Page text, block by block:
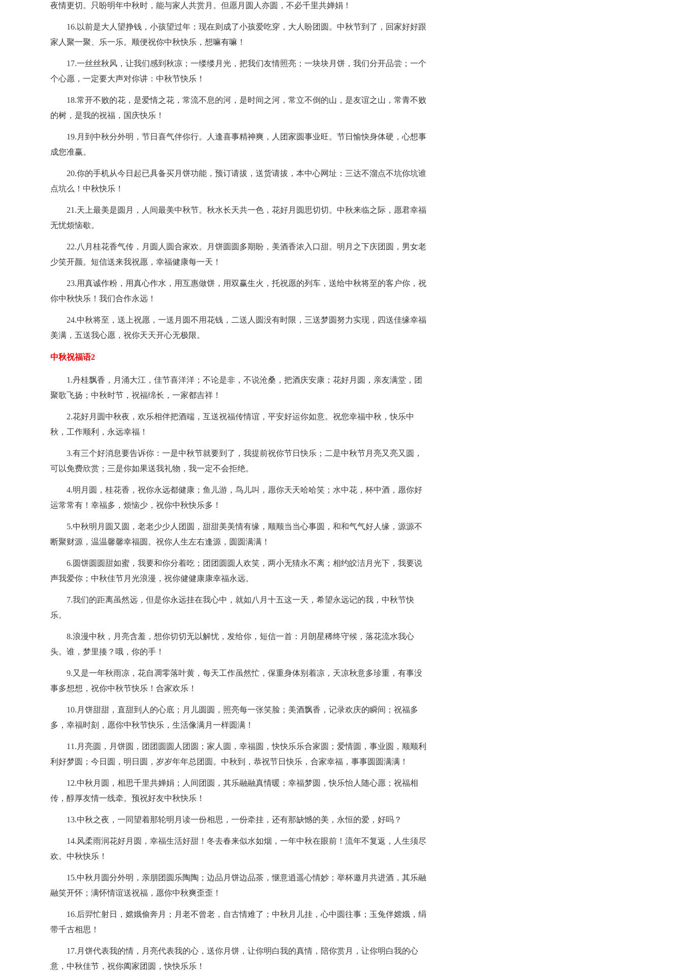
夜情更切。只盼明年中秋时，能与家人共赏月。但愿月圆人亦圆，不必千里共婵娟！
16.以前是大人望挣钱，小孩望过年；现在则成了小孩爱吃穿，大人盼团圆。中秋节到了，回家好好跟
家人聚一聚、乐一乐。顺便祝你中秋快乐，想嘛有嘛！
17.一丝丝秋风，让我们感到秋凉；一缕缕月光，把我们友情照亮；一块块月饼，我们分开品尝；一个
个心愿，一定要大声对你讲：中秋节快乐！
18.常开不败的花，是爱情之花，常流不息的河，是时间之河，常立不倒的山，是友谊之山，常青不败
的树，是我的祝福，国庆快乐！
19.月到中秋分外明，节日喜气伴你行。人逢喜事精神爽，人团家圆事业旺。节日愉快身体硬，心想事
成您准赢。
20.你的手机从今日起已具备买月饼功能，预订请拔，送货请拔，本中心网址：三达不溜点不坑你坑谁
点坑么！中秋快乐！
21.天上最美是圆月，人间最美中秋节。秋水长天共一色，花好月圆思切切。中秋来临之际，愿君幸福
无忧烦恼歇。
22.八月桂花香气传，月圆人圆合家欢。月饼圆圆多期盼，美酒香浓入口甜。明月之下庆团圆，男女老
少笑开颜。短信送来我祝愿，幸福健康每一天！
23.用真诚作粉，用真心作水，用互惠做饼，用双赢生火，托祝愿的列车，送给中秋将至的客户你，祝
你中秋快乐！我们合作永远！
24.中秋将至，送上祝愿，一送月圆不用花钱，二送人圆没有时限，三送梦圆努力实现，四送佳缘幸福
美满，五送我心愿，祝你天天开心无极限。
中秋祝福语2
1.丹桂飘香，月涌大江，佳节喜洋洋；不论是非，不说沧桑，把酒庆安康；花好月圆，亲友满堂，团
聚歌飞扬；中秋时节，祝福绵长，一家都吉祥！
2.花好月圆中秋夜，欢乐相伴把酒端，互送祝福传情谊，平安好运你如意。祝您幸福中秋，快乐中
秋，工作顺利，永远幸福！
3.有三个好消息要告诉你：一是中秋节就要到了，我提前祝你节日快乐；二是中秋节月亮又亮又圆，
可以免费欣赏；三是你如果送我礼物，我一定不会拒绝。
4.明月圆，桂花香，祝你永远都健康；鱼儿游，鸟儿叫，愿你天天哈哈笑；水中花，杯中酒，愿你好
运常常有！幸福多，烦恼少，祝你中秋快乐多！
5.中秋明月圆又圆，老老少少人团圆，甜甜美美情有缘，顺顺当当心事圆，和和气气好人缘，源源不
断聚财源，温温馨馨幸福圆。祝你人生左右逢源，圆圆满满！
6.圆饼圆圆甜如蜜，我要和你分着吃；团团圆圆人欢笑，两小无猜永不离；相约皎洁月光下，我要说
声我爱你；中秋佳节月光浪漫，祝你健健康康幸福永远。
7.我们的距离虽然远，但是你永远挂在我心中，就如八月十五这一天，希望永远记的我，中秋节快
乐。
8.浪漫中秋，月亮含羞，想你切切无以解忧，发给你，短信一首：月朗星稀终守候，落花流水我心
头。谁，梦里揍？哦，你的手！
9.又是一年秋雨凉，花自凋零落叶黄，每天工作虽然忙，保重身体别着凉，天凉秋意多珍重，有事没
事多想想，祝你中秋节快乐！合家欢乐！
10.月饼甜甜，直甜到人的心底；月儿圆圆，照亮每一张笑脸；美酒飘香，记录欢庆的瞬间；祝福多
多，幸福时刻，愿你中秋节快乐，生活像满月一样圆满！
11.月亮圆，月饼圆，团团圆圆人团圆；家人圆，幸福圆，快快乐乐合家圆；爱情圆，事业圆，顺顺利
利好梦圆；今日圆，明日圆，岁岁年年总团圆。中秋到，恭祝节日快乐，合家幸福，事事圆圆满满！
12.中秋月圆，相思千里共婵娟；人间团圆，其乐融融真情暖；幸福梦圆，快乐怡人随心愿；祝福相
传，醇厚友情一线牵。预祝好友中秋快乐！
13.中秋之夜，一同望着那轮明月读一份相思，一份牵挂，还有那缺憾的美，永恒的爱，好吗？
14.风柔雨润花好月圆，幸福生活好甜！冬去春来似水如烟，一年中秋在眼前！流年不复返，人生须尽
欢。中秋快乐！
15.中秋月圆分外明，亲朋团圆乐陶陶；边品月饼边品茶，惬意逍遥心情妙；举杯邀月共进酒，其乐融
融笑开怀；满怀情谊送祝福，愿你中秋爽歪歪！
16.后羿忙射日，嫦娥偷奔月；月老不曾老，自古情难了；中秋月儿挂，心中圆往事；玉兔伴嫦娥，绢
带千古相思！
17.月饼代表我的情，月亮代表我的心，送你月饼，让你明白我的真情，陪你赏月，让你明白我的心
意，中秋佳节，祝你阖家团圆，快快乐乐！